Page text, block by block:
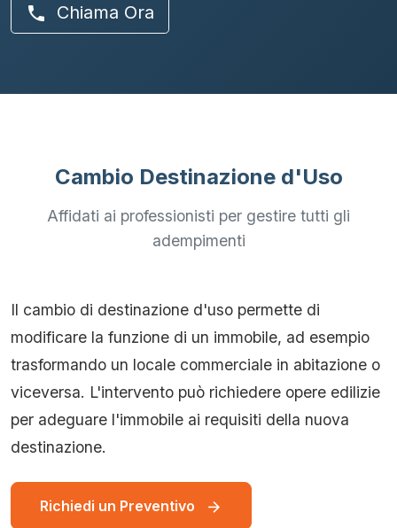
phone Chiama Ora
Cambio Destinazione d'Uso
Affidati ai professionisti per gestire tutti gli
adempimenti
Il cambio di destinazione d'uso permette di
modificare la funzione di un immobile, ad esempio
trasformando un locale commerciale in abitazione o
viceversa. L'intervento può richiedere opere edilizie
per adeguare l'immobile ai requisiti della nuova
destinazione.
Richiedi un Preventivo arrow_forward